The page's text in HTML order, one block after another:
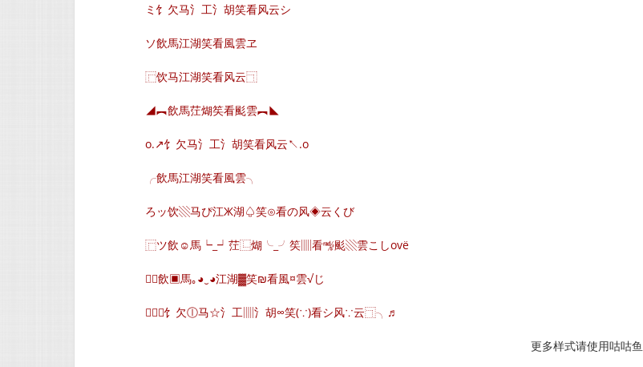
ミ饣欠马氵工氵胡笑看风云シ
ソ飲馬江湖笑看風雲ヱ
⿸饮马江湖笑看风云⿹
◢︻飲馬茳煳笶看颩雲︻◣
o.↗饣欠马氵工氵胡笑看风云↖.o
╭飲馬江湖笑看風雲╮
ろッ饮▧马ぴ江Ж湖♤笑⊙看の风◈云くび
⿸ツ飲☺馬┕_┙茳⿺煳╰_╯笶▥看㎯颩▧雲こしovё
∈飲▣馬｡◕‿◕江湖▓笑₪看風¤雲√じ
╭⿵饣欠ⓛ马☆氵工▥氵胡∞笑(∵)看シ风∵云⿹╮♬
更多样式请使用咕咕鱼